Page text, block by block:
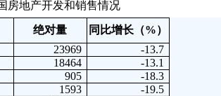
地产开发和销售情况
绝对量
同比增长（%）
23969
-13.7
18464
-13.1
905
-18.3
1593
-19.5